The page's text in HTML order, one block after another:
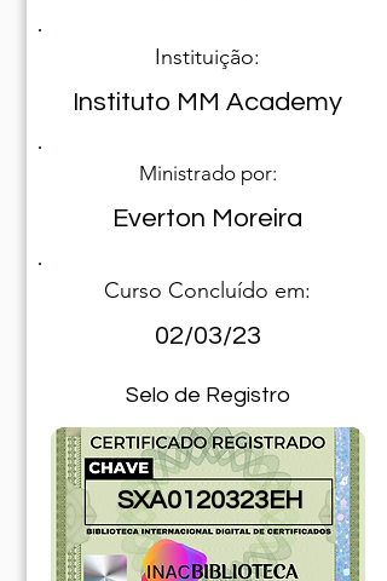
Instituição:
Instituto MM Academy
Ministrado por:
Everton Moreira
Curso Concluído em:
02/03/23
Selo de Registro
SXA0120323EH